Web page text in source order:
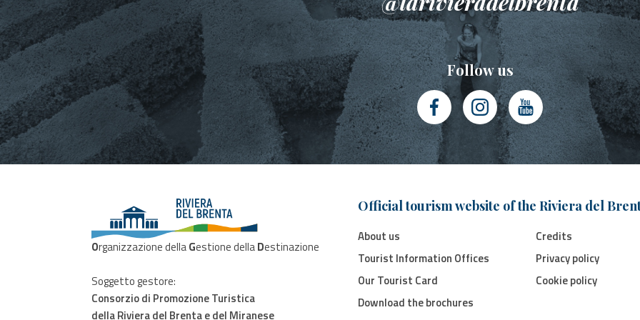
Follow us
Organizzazione dellaGestione dellaDestinazione
Soggetto gestore:
Consorzio di Promozione Turistica
della Riviera del Brenta e del Miranese
Official tourism website of the Riviera del
About us
Tourist Information Offices
Our Tourist Card
Download the brochures
Credits
Privacy policy
Cookie policy